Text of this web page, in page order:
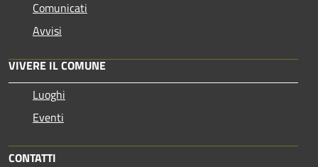
Comunicati
Avvisi
VIVERE IL COMUNE
Luoghi
Eventi
CONTATTI